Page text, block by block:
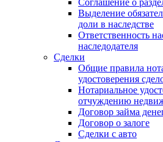
Соглашение о
Выделение
доли в наследстве
Ответственность
наследодателя
Сделки
Общие правила
удостоверения
Нотариальное
отчуждению
Договор займа
Договор о залоге
Сделки с авто